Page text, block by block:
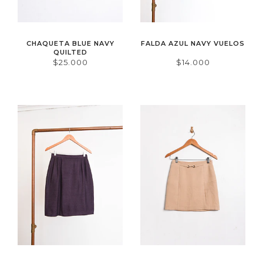
CHAQUETA BLUE NAVY
QUILTED
$25.000
FALDA AZUL NAVY VUELOS
$14.000